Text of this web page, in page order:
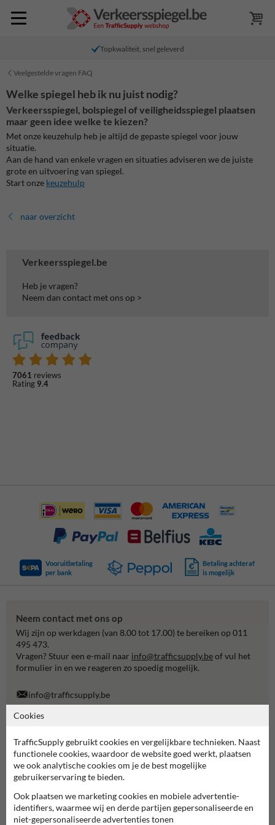
Topkwaliteit, snel geleverd
Veelgestelde vragen FAQ
Verkeersspiegel.be
Heb je vragen?
Neem dan contact met ons op >
7061 reviews
Rating 9.4
Welke spiegel heb ik nu juist nodig?
Verkeersspiegel, bolspiegel of veiligheidsspiegel plaatsen
maar geen idee welke te kiezen?
Met onze keuzehulp heb je altijd de gepaste spiegel voor jouw
situatie.
Aan de hand van enkele vragen en situaties adviseren we de juiste
grote en uitvoering van spiegel.
Start onze keuzehulp
naar overzicht
Vooruitbetaling
per bank
Betaling achteraf
is mogelijk
Neem contact met ons op
Wij zijn op werkdagen (van 8.00 tot 17.00) te bereiken op 011
495 473.
Vragen? Stuur een e-mail naar info@trafficsupply.beof vul het
formulier in en we reageren zo spoedig mogelijk.
info@trafficsupply.be
Informatie
Cookie / Privacy
Disclaimer
Cookies
TrafficSupply gebruikt cookies en vergelijkbare technieken. Naast
functionele cookies, waardoor de website goed werkt, plaatsen
we ook analytische cookies om je de best mogelijke
gebruikerservaring te bieden.
Ook plaatsen we marketing cookies en mobiele advertentie-
identifiers, waarmee wij en derde partijen gepersonaliseerde en
niet-gepersonaliseerde advertenties tonen